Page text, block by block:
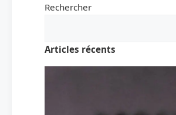
Rechercher
Articles récents